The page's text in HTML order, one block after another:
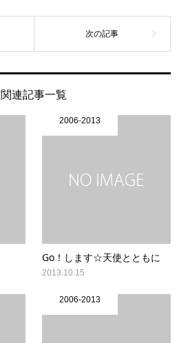
関連記事一覧
2006-2013
Go！します☆天使とともに
2013.10.15
2006-2013